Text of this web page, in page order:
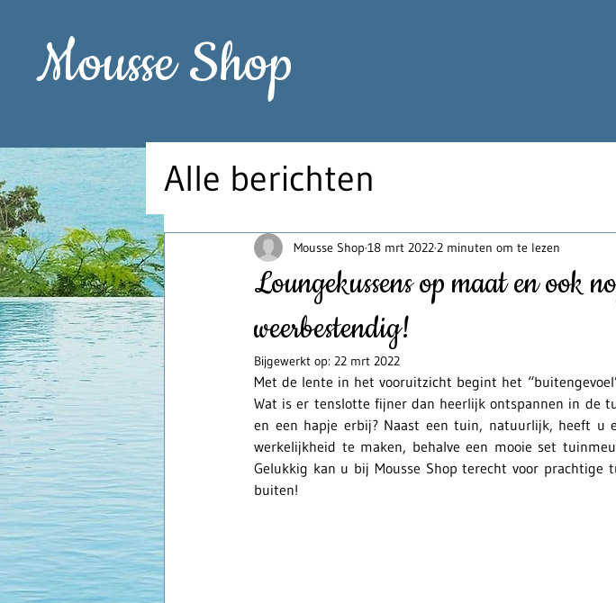
Mousse Shop
Alle berichten
Loungekussens op maat en ook
weerbestendig!
Mousse Shop 18 mrt 2022 2 minuten om te lezen
Bijgewerkt op: 22 mrt 2022
Met de lente in het vooruitzicht begint het
Wat is er tenslotte fijner dan heerlijk ontspannen in de
en een hapje erbij? Naast een tuin, natuurlijk, heeft u
werkelijkheid te maken, behalve een mooie set
Gelukkig kan u bij Mousse Shop terecht voor prachtige
buiten!